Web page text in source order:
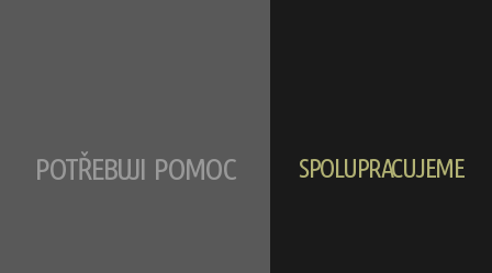
POTŘEBUJI POMOC SPOLUPRACUJEME